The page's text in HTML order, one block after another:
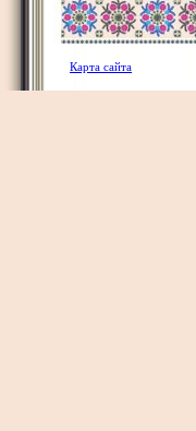
Карта сайта